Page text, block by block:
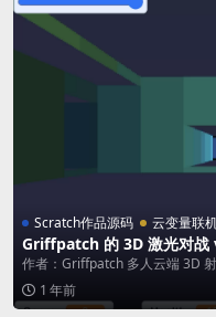
Scratch作品源码 云变量联
Griffpatch 的 3D 激光对战
作者：Griffpatch 多人云端 3D
1 年前